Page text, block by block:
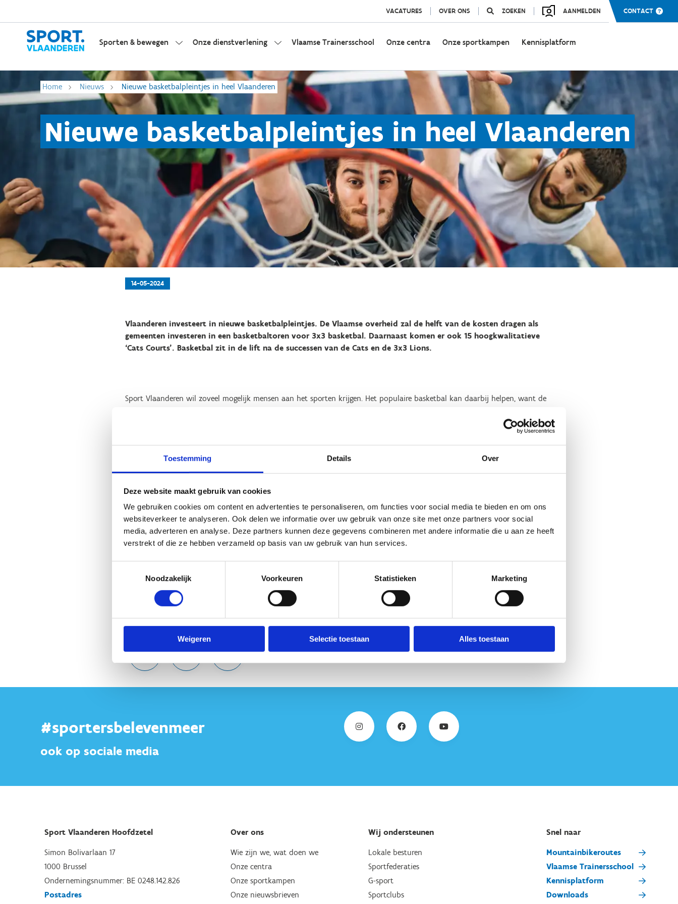
Toestemming Details Over
Deze website maakt gebruik van cookies
We gebruiken cookies om content en advertenties te personaliseren, om functies voor social media te bieden en om ons
websiteverkeer te analyseren. Ook delen we informatie over uw gebruik van onze site met onze partners voor social
media, adverteren en analyse. Deze partners kunnen deze gegevens combineren met andere informatie die u aan ze heeft
verstrekt of die ze hebben verzameld op basis van uw gebruik van hun services.
Noodzakelijk
Voorkeuren Statistieken Marketing
Weigeren Selectie toestaan Alles toestaan
VACATURES OVER ONS ZOEKEN AANMELDEN CONTACT
Sporten & bewegen Onze dienstverlening Vlaamse Trainersschool Onze centra Onze sportkampen Kennisplatform
Home Nieuws Nieuwe basketbalpleintjes in heel Vlaanderen
Nieuwe basketbalpleintjes in heel Vlaanderen
14-05-2024
Vlaanderen investeert in nieuwe basketbalpleintjes. De Vlaamse overheid zal de helft van de kosten dragen als
gemeenten investeren in een basketbaltoren voor 3x3 basketbal. Daarnaast komen er ook 15 hoogkwalitatieve
‘Cats Courts’. Basketbal zit in de lift na de successen van de Cats en de 3x3 Lions.
Sport Vlaanderen wil zoveel mogelijk mensen aan het sporten krijgen. Het populaire basketbal kan daarbij helpen, want de
voor de sport. De laatste jaren steeg het ledenaantal bij basketbalclubs met +20%. De roep naar basketbalinfrastructuur
klinkt steeds luider en zal nog luider klinken als in 2026 ook het EK 3x3 doorgaat in Vlaanderen. Het goede nieuws is één
enkele basketbaltoren een pleintje al kan omtoveren in een 3x3-pleintje. Veel steden en gemeenten hebben er de laatste jaren
al op ingezet, maar er is in Vlaanderen nog veel potentieel om te verzilveren.
gemeenten die mee willen stappen in het verhaal. Er komt een nieuwe oproep om in te tekenen op een groepsaankoop van
basketbaltorens, die op een pleintje of ergens binnen geplaatst kunnen worden.
Daarnaast komen er 15 luxueuze ‘Cats Courts’, die als blikvangers permanent reclame zullen maken voor het basketbal. De
Deel deze pagina:
#sportersbelevenmeer
ook op sociale media
Sport Vlaanderen Hoofdzetel
Simon Bolivarlaan 17
1000 Brussel
Ondernemingsnummer: BE 0248.142.826
Postadres
Over ons
Wie zijn we, wat doen we
Onze centra
Onze sportkampen
Onze nieuwsbrieven
Wij ondersteunen
Lokale besturen
Sportfederaties
G-sport
Sportclubs
Snel naar
Mountainbikeroutes
Vlaamse Trainersschool
Kennisplatform
Downloads